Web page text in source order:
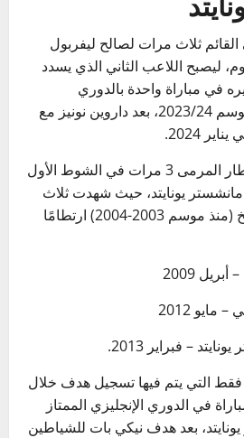
ثلاث مرات لصالح ليفربول
ليصبح اللاعب الثاني الذي يسدد
في مباراة واحدة بالدوري
الإنجليزي الممتاز منذ موسم 2023/24، بعد داروين نونيز مع
2024.
2. ارتطمت الكرة في إطار المرمى 3 مرات في الشوط الأول
يونايتد، حيث شهدت ثلاث
مباريات فقط في التاريخ (منذ موسم 2003-2004) ارتطامًا
فقط التي يتم فيها تسجيل هدف خلال
في الدوري الإنجليزي الممتاز
بعد هدف نيكي بات للشياطين